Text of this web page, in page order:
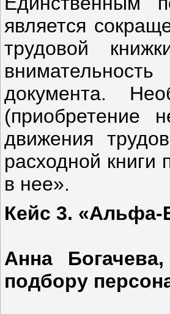
является
трудовой
документа.
(приобретение
движения
расходной книги
в нее».
Кейс 3. «Альфа-
Анна
подбору